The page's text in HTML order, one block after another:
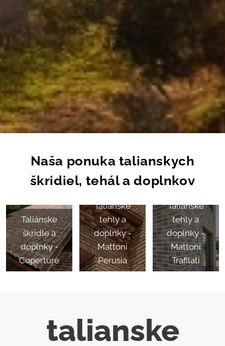
Naša ponuka talianskych
škridiel, tehál a doplnkov
Taliánske
škridle a
doplnky -
Coperture
Talianske
tehly a
doplnky -
Mattoni
Perusia
Taliánske
tehly a
doplnky -
Mattoni
Trafilati
talianske